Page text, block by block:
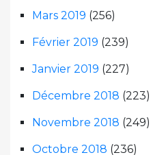
Mars 2019 (256)
Février 2019 (239)
Janvier 2019 (227)
Décembre 2018 (223)
Novembre 2018 (249)
Octobre 2018 (236)